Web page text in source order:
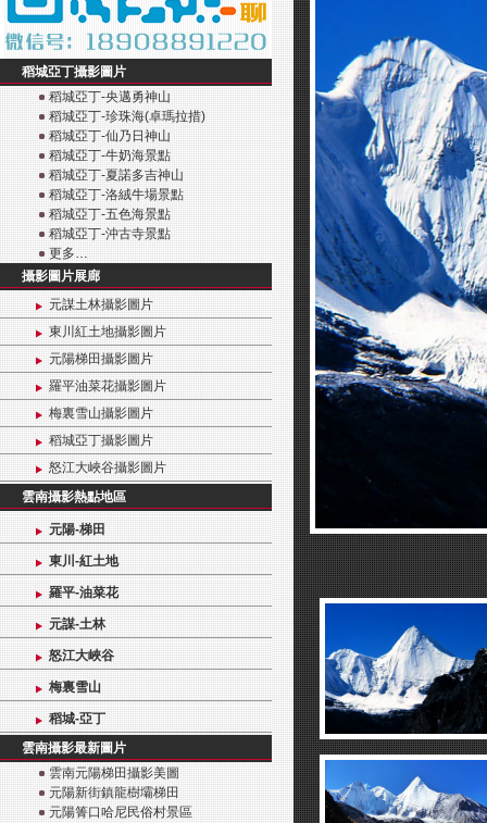
稻城亞丁攝影圖片
稻城亞丁-央邁勇神山
稻城亞丁-珍珠海(卓瑪拉措)
稻城亞丁-仙乃日神山
稻城亞丁-牛奶海景點
稻城亞丁-夏諾多吉神山
稻城亞丁-洛絨牛場景點
稻城亞丁-五色海景點
稻城亞丁-沖古寺景點
更多…
攝影圖片展廊
元謀土林攝影圖片
東川紅土地攝影圖片
元陽梯田攝影圖片
羅平油菜花攝影圖片
梅裏雪山攝影圖片
稻城亞丁攝影圖片
怒江大峽谷攝影圖片
雲南攝影熱點地區
元陽-梯田
東川-紅土地
羅平-油菜花
元謀-土林
怒江大峽谷
梅裏雪山
稻城-亞丁
雲南攝影最新圖片
雲南元陽梯田攝影美圖
元陽新街鎮龍樹壩梯田
元陽箐口哈尼民俗村景區